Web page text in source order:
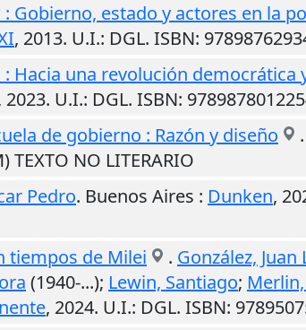
Gobierno, estado y actores en la
, 2013. U.I.: DGL. ISBN:
Hacia una revolución democrática
2023. U.I.: DGL. ISBN:
de gobierno : Razón y diseño
.
TEXTO NO LITERARIO
Pedro. Buenos Aires : Dunken,
tiempos de Milei
. González, Juan
(1940-...); Lewin, Santiago;
, 2024. U.I.: DGL. ISBN: